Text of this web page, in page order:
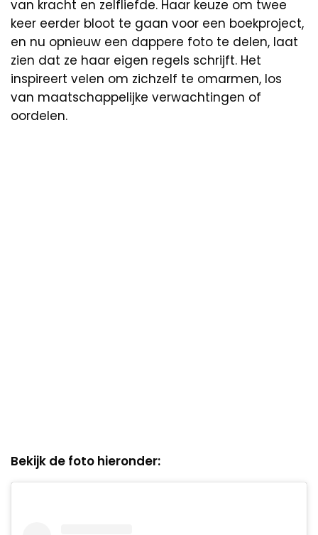
van kracht en zelfliefde. Haar keuze om twee
keer eerder bloot te gaan voor een boekproject,
en nu opnieuw een dappere foto te delen, laat
zien dat ze haar eigen regels schrijft. Het
inspireert velen om zichzelf te omarmen, los
van maatschappelijke verwachtingen of
oordelen.
Bekijk de foto hieronder: